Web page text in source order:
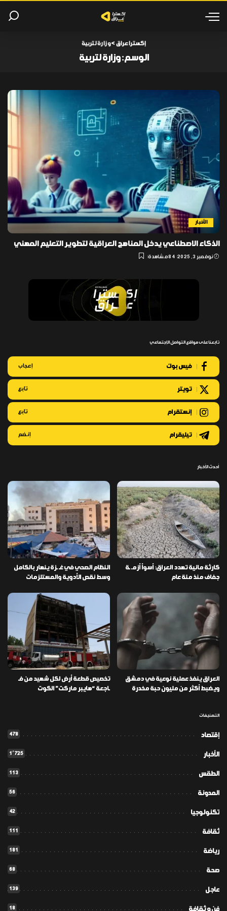
إكسترا عراق >وزارة لتربية
الوسم:وزارة لتربية
الأخبار
الذكاء الاصطناعي يدخل المناهج العراقية لتطوير التعليم المهني
نوفمبر 3, 2025 84 مشاهدة
تابعنا على مواقع التواصل الإجتماعي
فيس بوك إعجاب
تويتر تابع
إنستقرام تابع
تيليقرام إنضم
أحدث الأخبار
كارثة مائية تهدد العراق: أسوأ أزمـ ـة
جفاف منذ مئة عام
النظام الصحي في غـ ـزة ينهار بالكامل
وسط نقص الأدوية والمستلزمات
العراق ينفذ عملية نوعية في دمشق
ويضبط أكثر من مليون حبة مخدرة
تخصيص قطعة أرض لكل شهيد من فـ
ـاجعة “هايبر ماركت” الكوت
التصنيفات
إقتصاد 478
الأخبار 1٬725
الطقس 113
المدونة 56
تكنولوجيا 42
ثقافة 111
رياضة 181
صحة 68
عاجل 139
فن و ثقافة 18